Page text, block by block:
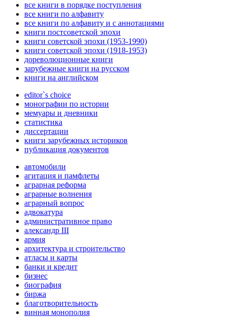
все книги в порядке поступления
все книги по алфавиту
все книги по алфавиту и с аннотациями
книги постсоветской эпохи
книги советской эпохи (1953-1990)
книги советской эпохи (1918-1953)
дореволюционные книги
зарубежные книги на русском
книги на английском
editor`s choice
монографии по истории
мемуары и дневники
статистика
диссертации
книги зарубежных историков
публикация документов
автомобили
агитация и памфлеты
аграрная реформа
аграрные волнения
аграрный вопрос
адвокатура
административное право
александр III
армия
архитектура и строительство
атласы и карты
банки и кредит
бизнес
биография
биржа
благотворительность
винная монополия